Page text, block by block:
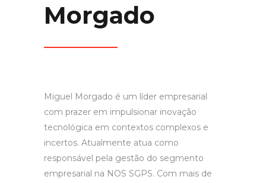
Morgado
Miguel Morgado é um líder empresarial
com prazer em impulsionar inovação
tecnológica em contextos complexos e
incertos. Atualmente atua como
responsável pela gestão do segmento
empresarial na NOS SGPS. Com mais de